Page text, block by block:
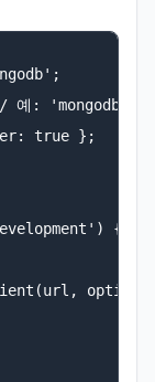
예: 'mongodb://
true };
{